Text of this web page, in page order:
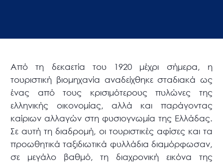
Από τη δεκαετία του 1920 μέχρι σήμερα, η
τουριστική βιομηχανία αναδείχθηκε σταδιακά ως
ένας από τους κρισιμότερους πυλώνες της
ελληνικής οικονομίας, αλλά και παράγοντας
καίριων αλλαγών στη φυσιογνωμία της Ελλάδας.
Σε αυτή τη διαδρομή, οι τουριστικές αφίσες και τα
προωθητικά ταξιδιωτικά φυλλάδια διαμόρφωσαν,
σε μεγάλο βαθμό, τη διαχρονική εικόνα της